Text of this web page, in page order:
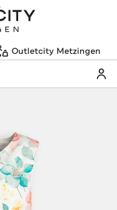
Outletcity Metzingen